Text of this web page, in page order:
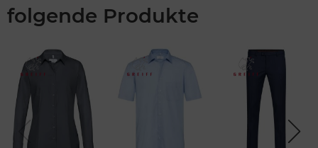
folgende Produkte
Previou
s
Next